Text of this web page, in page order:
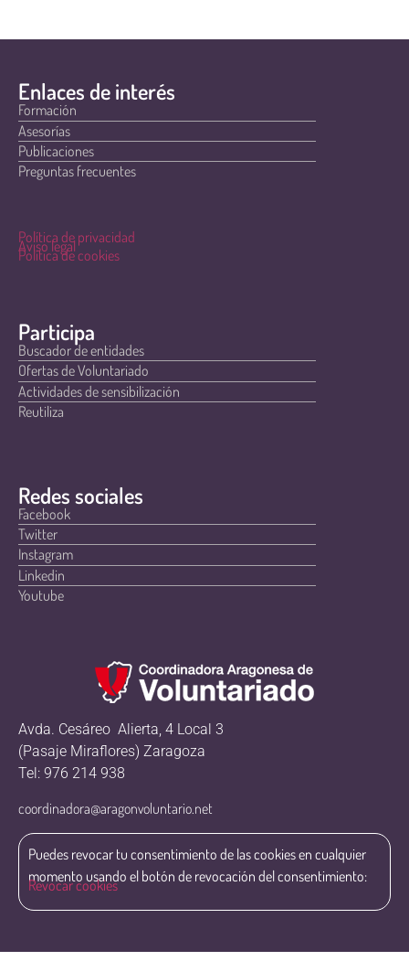
Enlaces de interés
Formación
Asesorías
Publicaciones
Preguntas frecuentes
Política de privacidad
Aviso legal
Política de cookies
Participa
Buscador de entidades
Ofertas de Voluntariado
Actividades de sensibilización
Reutiliza
Redes sociales
Facebook
Twitter
Instagram
Linkedin
Youtube
Avda. Cesáreo Alierta, 4 Local 3
(Pasaje Miraflores) Zaragoza
Tel: 976 214 938
coordinadora@aragonvoluntario.net
Puedes revocar tu consentimiento de las cookies en cualquier
momento usando el botón de revocación del consentimiento:
Revocar cookies